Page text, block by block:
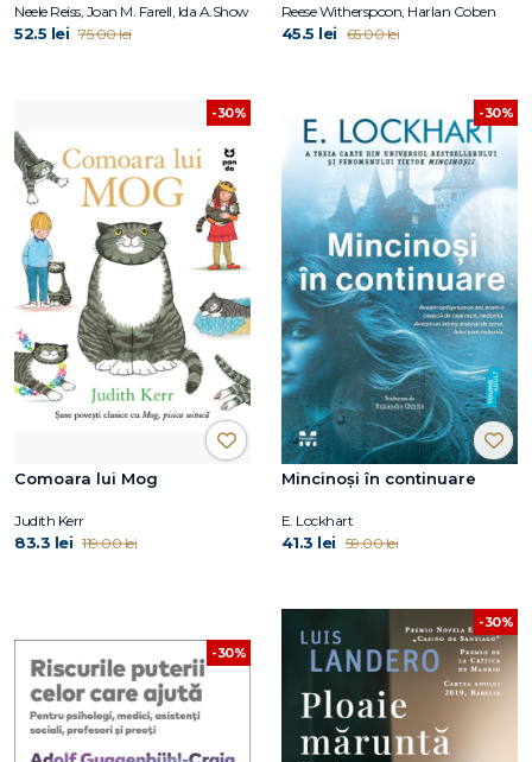
Neele Reiss, Joan M. Farell, Ida A.Show
52.5 lei 75.00 lei
Reese Witherspoon, Harlan Coben
45.5 lei 65.00 lei
-30%
Comoara lui Mog
Judith Kerr
83.3 lei 119.00 lei
-30%
Mincinoși în continuare
E. Lockhart
41.3 lei 59.00 lei
-30%
-30%